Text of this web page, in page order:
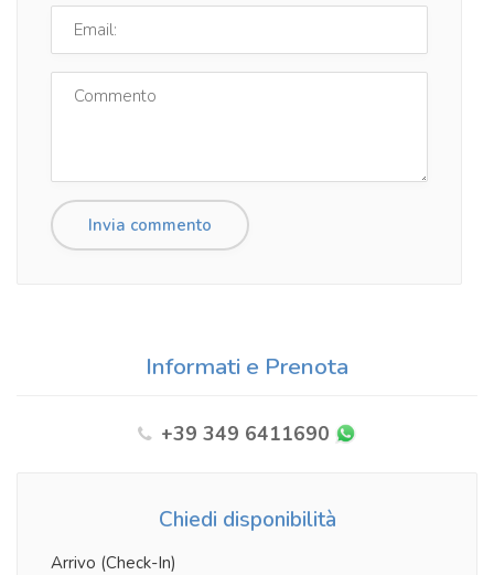
Informati e Prenota
+39 349 6411690
Chiedi disponibilità
Arrivo (Check-In)